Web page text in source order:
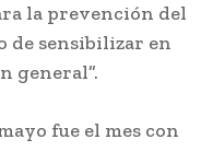
la prevención del
de sensibilizar en
general”.
fue el mes con